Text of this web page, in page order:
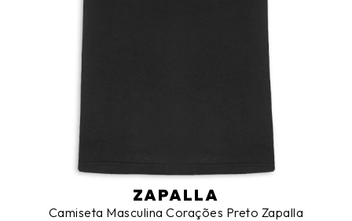
ZAPALLA
Camiseta Masculina Corações Preto Zapalla